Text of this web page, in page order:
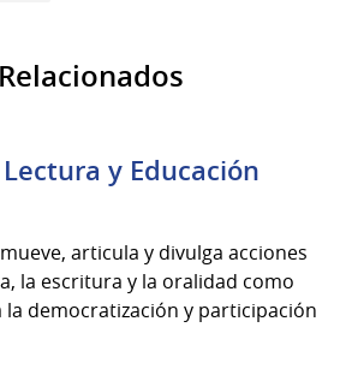
y Educación
articula y divulga acciones
la escritura y la oralidad como
democratización y participación